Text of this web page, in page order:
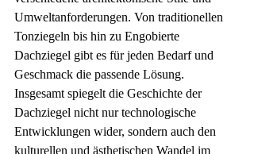
Umweltanforderungen. Von traditionellen
Tonziegeln bis hin zu Engobierte
Dachziegel gibt es für jeden Bedarf und
Geschmack die passende Lösung.
Insgesamt spiegelt die Geschichte der
Dachziegel nicht nur technologische
Entwicklungen wider, sondern auch den
kulturellen und ästhetischen Wandel im